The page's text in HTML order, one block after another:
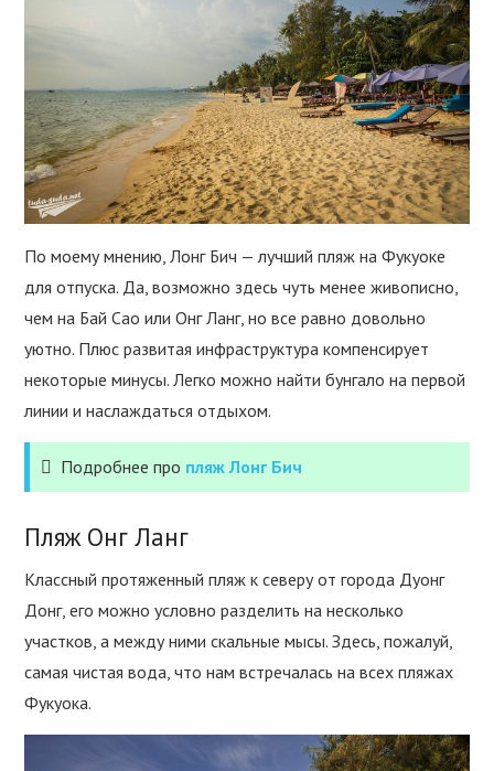
По моему мнению, Лонг Бич — лучший пляж на Фукуоке
для отпуска. Да, возможно здесь чуть менее живописно,
чем на Бай Сао или Онг Ланг, но все равно довольно
уютно. Плюс развитая инфраструктура компенсирует
некоторые минусы. Легко можно найти бунгало на первой
линии и наслаждаться отдыхом.
Подробнее про пляж Лонг Бич
Пляж Онг Ланг
Классный протяженный пляж к северу от города Дуонг
Донг, его можно условно разделить на несколько
участков, а между ними скальные мысы. Здесь, пожалуй,
самая чистая вода, что нам встречалась на всех пляжах
Фукуока.